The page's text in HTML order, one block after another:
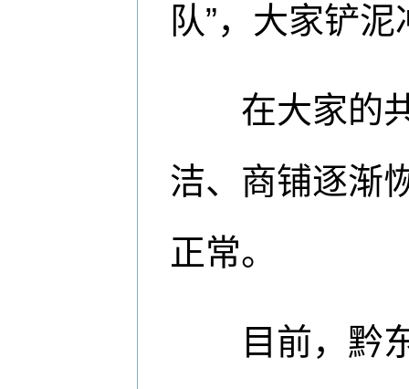
队”，大家铲
在大家的共
洁、商铺逐渐
正常。
目前，黔东